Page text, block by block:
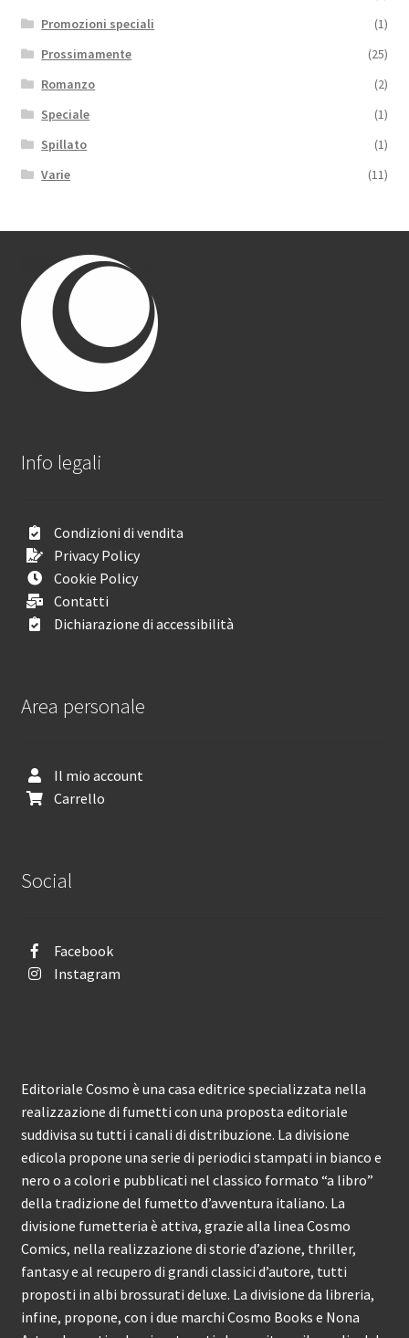
Promozioni speciali
(1)
Prossimamente
(25)
Romanzo
(2)
Speciale
(1)
Spillato
(1)
Varie
(11)
Info legali
Condizioni di vendita
Privacy Policy
Cookie Policy
Contatti
Dichiarazione di accessibilità
Area personale
Il mio account
Carrello
Social
Facebook
Instagram
Editoriale Cosmo è una casa editrice specializzata nella
realizzazione di fumetti con una proposta editoriale
suddivisa su tutti i canali di distribuzione. La divisione
edicola propone una serie di periodici stampati in bianco e
nero o a colori e pubblicati nel classico formato “a libro”
della tradizione del fumetto d’avventura italiano. La
divisione fumetteria è attiva, grazie alla linea Cosmo
Comics, nella realizzazione di storie d’azione, thriller,
fantasy e al recupero di grandi classici d’autore, tutti
proposti in albi brossurati deluxe. La divisione da libreria,
infine, propone, con i due marchi Cosmo Books e Nona